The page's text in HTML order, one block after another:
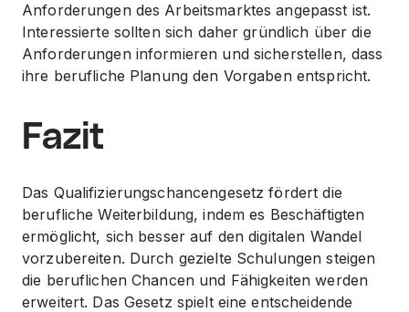
Anforderungen des Arbeitsmarktes angepasst ist.
Interessierte sollten sich daher gründlich über die
Anforderungen informieren und sicherstellen, dass
ihre berufliche Planung den Vorgaben entspricht.
Fazit
Das Qualifizierungschancengesetz fördert die
berufliche Weiterbildung, indem es Beschäftigten
ermöglicht, sich besser auf den digitalen Wandel
vorzubereiten. Durch gezielte Schulungen steigen
die beruflichen Chancen und Fähigkeiten werden
erweitert. Das Gesetz spielt eine entscheidende